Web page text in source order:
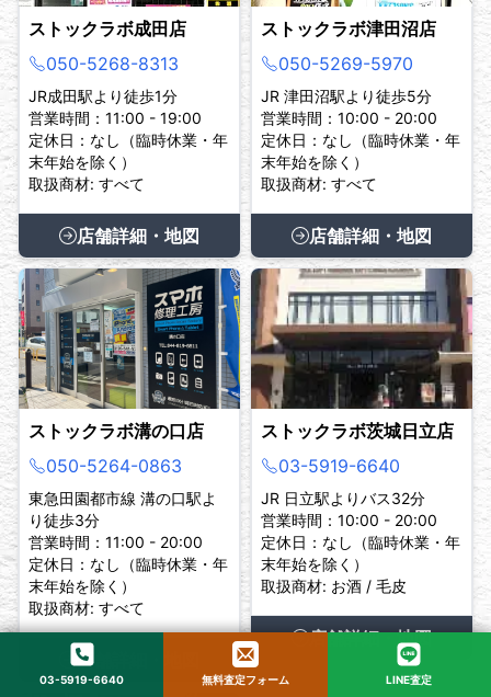
ストックラボ成田店
050-5268-8313
JR成田駅より徒歩1分
営業時間：11:00 - 19:00
定休日：なし（臨時休業・年
末年始を除く）
取扱商材: すべて
店舗詳細・地図
ストックラボ津田沼店
050-5269-5970
JR 津田沼駅より徒歩5分
営業時間：10:00 - 20:00
定休日：なし（臨時休業・年
末年始を除く）
取扱商材: すべて
店舗詳細・地図
ストックラボ溝の口店
050-5264-0863
東急田園都市線 溝の口駅よ
り徒歩3分
営業時間：11:00 - 20:00
定休日：なし（臨時休業・年
末年始を除く）
取扱商材: すべて
店舗詳細・地図
ストックラボ茨城日立店
03-5919-6640
JR 日立駅よりバス32分
営業時間：10:00 - 20:00
定休日：なし（臨時休業・年
末年始を除く）
取扱商材: お酒 / 毛皮
店舗詳細・地図
03-5919-6640 無料査定フォーム LINE査定